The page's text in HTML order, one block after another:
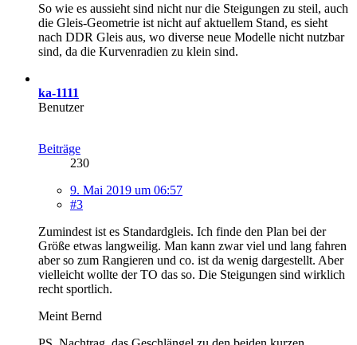
So wie es aussieht sind nicht nur die Steigungen zu steil, auch
die Gleis-Geometrie ist nicht auf aktuellem Stand, es sieht
nach DDR Gleis aus, wo diverse neue Modelle nicht nutzbar
sind, da die Kurvenradien zu klein sind.
ka-1111
Benutzer
Beiträge
230
9. Mai 2019 um 06:57
#3
Zumindest ist es Standardgleis. Ich finde den Plan bei der
Größe etwas langweilig. Man kann zwar viel und lang fahren
aber so zum Rangieren und co. ist da wenig dargestellt. Aber
vielleicht wollte der TO das so. Die Steigungen sind wirklich
recht sportlich.
Meint Bernd